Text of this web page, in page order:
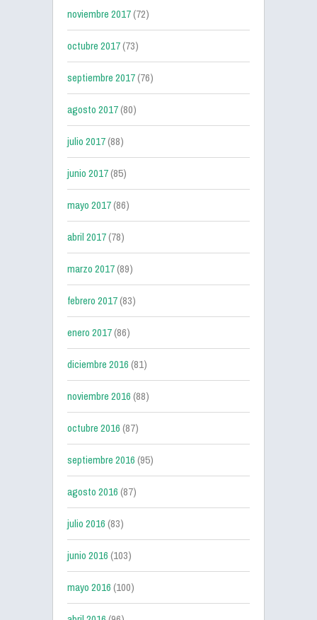
noviembre 2017(72)
octubre 2017(73)
septiembre 2017(76)
agosto 2017(80)
julio 2017(88)
junio 2017(85)
mayo 2017(86)
abril 2017(78)
marzo 2017(89)
febrero 2017(83)
enero 2017(86)
diciembre 2016(81)
noviembre 2016(88)
octubre 2016(87)
septiembre 2016(95)
agosto 2016(87)
julio 2016(83)
junio 2016(103)
mayo 2016(100)